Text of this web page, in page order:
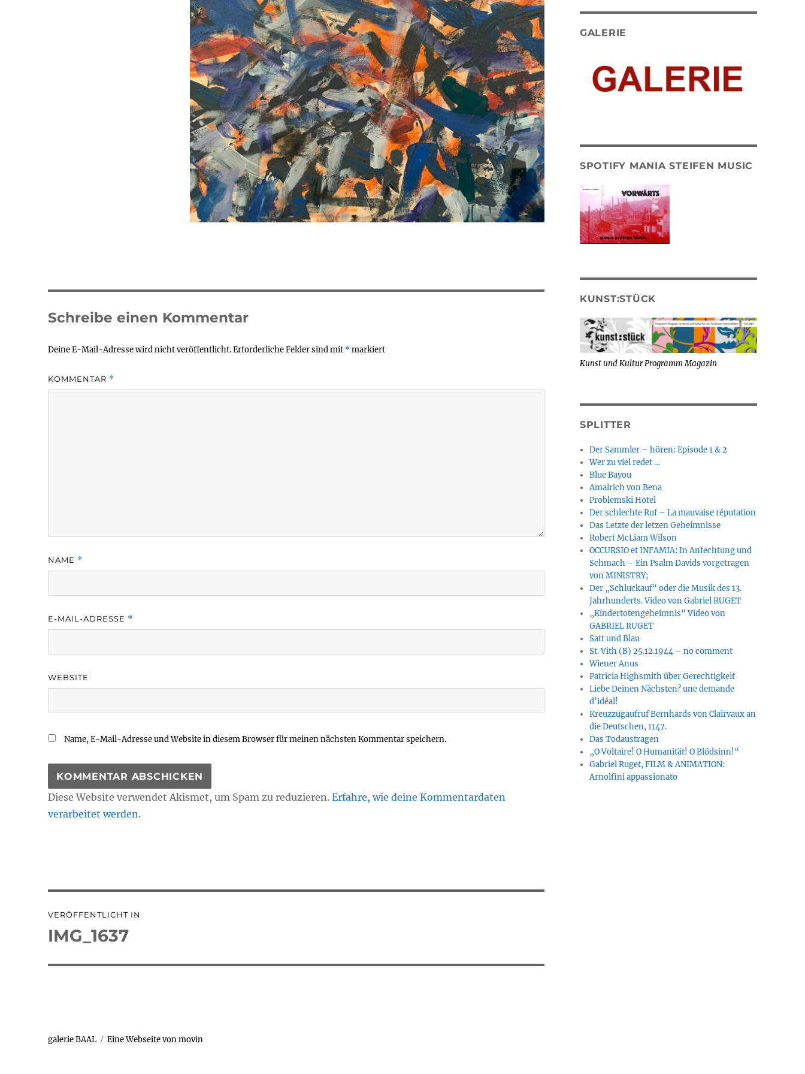
Schreibe einen Kommentar
Deine E-Mail-Adresse wird nicht veröffentlicht.Erforderliche Felder sind mit *markiert
KOMMENTAR *
NAME *
E-MAIL-ADRESSE *
WEBSITE
Name, E-Mail-Adresse und Website in diesem Browser für meinen nächsten Kommentar speichern.
Diese Website verwendet Akismet, um Spam zu reduzieren.Erfahre, wie deine Kommentardaten
verarbeitet werden.
VERÖFFENTLICHT IN
IMG_1637
GALERIE
SPOTIFY MANIA STEIFEN MUSIC
KUNST:STÜCK
Kunst und Kultur Programm Magazin
SPLITTER
Der Sammler – hören: Episode 1 & 2
Wer zu viel redet …
Blue Bayou
Amalrich von Bena
Problemski Hotel
Der schlechte Ruf – La mauvaise réputation
Das Letzte der letzen Geheimnisse
Robert McLiam Wilson
OCCURSIO et INFAMIA: In Anfechtung und
Schmach – Ein Psalm Davids vorgetragen
von MINISTRY;
Der „Schluckauf“ oder die Musik des 13.
Jahrhunderts. Video von Gabriel RUGET
„Kindertotengeheimnis“ Video von
GABRIEL RUGET
Satt und Blau
St. Vith (B) 25.12.1944 – no comment
Wiener Anus
Patricia Highsmith über Gerechtigkeit
Liebe Deinen Nächsten? une demande
d’idéal!
Kreuzzugaufruf Bernhards von Clairvaux an
die Deutschen, 1147.
Das Todaustragen
„O Voltaire! O Humanität! O Blödsinn!“
Gabriel Ruget, FILM & ANIMATION:
Arnolfini appassionato
galerie BAAL Eine Webseite von movin